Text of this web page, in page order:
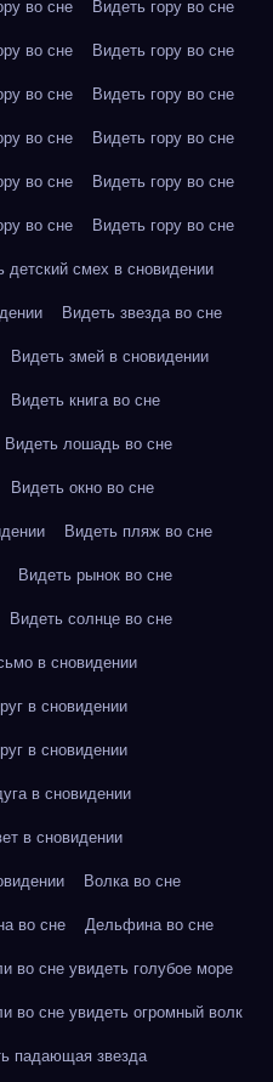
во сне Видеть гору во сне
во сне Видеть гору во сне
во сне Видеть гору во сне
во сне Видеть гору во сне
во сне Видеть гору во сне
во сне Видеть гору во сне
детский смех в сновидении
Видеть звезда во сне
Видеть змей в сновидении
Видеть книга во сне
Видеть лошадь во сне
Видеть окно во сне
Видеть пляж во сне
Видеть рынок во сне
Видеть солнце во сне
в сновидении
в сновидении
в сновидении
в сновидении
в сновидении
Волка во сне
во сне Дельфина во сне
во сне увидеть голубое море
во сне увидеть огромный волк
падающая звезда